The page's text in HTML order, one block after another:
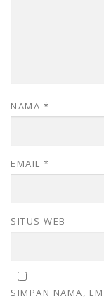
NAMA *
EMAIL *
SITUS WEB
SIMPAN NAMA,